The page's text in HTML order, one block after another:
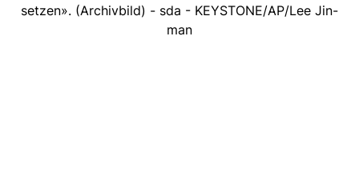
setzen». (Archivbild) - sda - KEYSTONE/AP/Lee Jin-
man